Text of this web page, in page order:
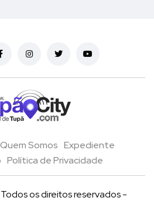
Quem Somos Expediente
Política de Privacidade
os direitos reservados -